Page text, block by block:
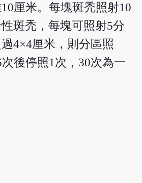
厘米。每塊斑禿照射10
斑禿，每塊可照射5分
4×4厘米，則分區照
後停照1次，30次為一